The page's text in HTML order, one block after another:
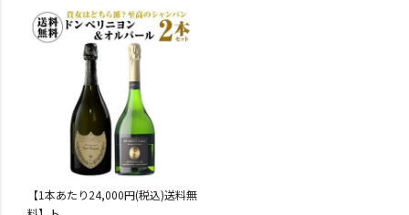
【1本あたり24,000円(税込)送料無